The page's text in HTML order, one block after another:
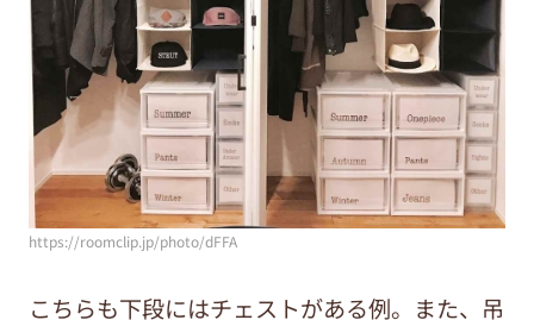
https://roomclip.jp/photo/dFFA
こちらも下段にはチェストがある例。また、吊